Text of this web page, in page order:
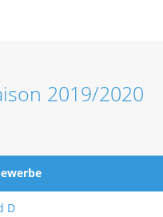
2019/2020
D